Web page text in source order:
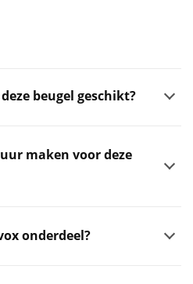
beugel geschikt?
maken voor deze
onderdeel?